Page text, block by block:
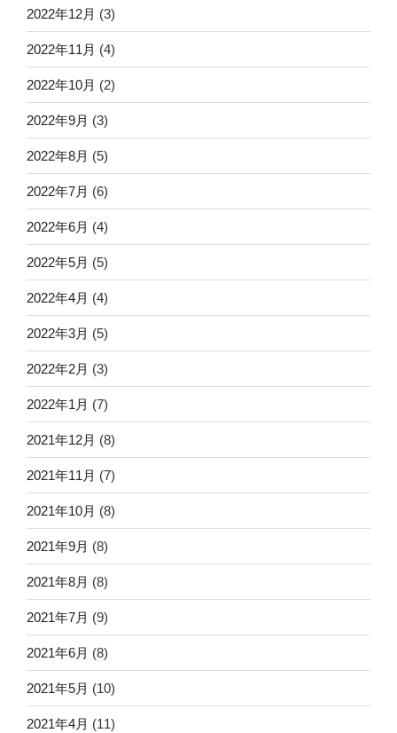
2022年12月 (3)
2022年11月 (4)
2022年10月 (2)
2022年9月 (3)
2022年8月 (5)
2022年7月 (6)
2022年6月 (4)
2022年5月 (5)
2022年4月 (4)
2022年3月 (5)
2022年2月 (3)
2022年1月 (7)
2021年12月 (8)
2021年11月 (7)
2021年10月 (8)
2021年9月 (8)
2021年8月 (8)
2021年7月 (9)
2021年6月 (8)
2021年5月 (10)
2021年4月 (11)